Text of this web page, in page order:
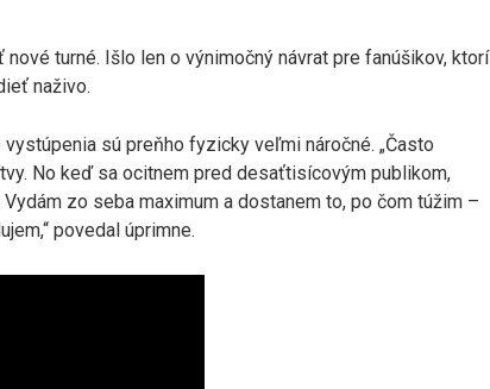
turné. Išlo len o výnimočný návrat pre fanúšikov, ktorí
naživo.
sú preňho fyzicky veľmi náročné. „Často
No keď sa ocitnem pred desaťtisícovým publikom,
zo seba maximum a dostanem to, po čom túžim –
povedal úprimne.